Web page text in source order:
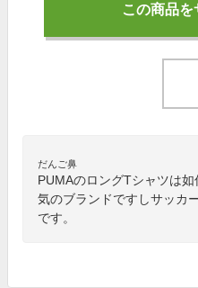
この商品
だんご鼻
PUMAのロングTシャツは
気のブランドですしサッカ
です。